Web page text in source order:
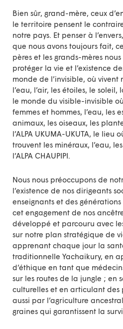
Bien sûr, grand-mère, ceux
le territoire pensent le
notre pays. Et penser à
que nous avons toujours fait,
pères et les grands-mères
protéger la vie et l’existence
monde de l’invisible, où vivent
l’eau, l’air, les étoiles, le soleil,
le monde du visible-invisible
femmes et hommes, l’eau, les
animaux, les oiseaux, les
l’ALPA UKUMA-UKUTA, le lieu
trouvent les minéraux, l’eau,
l’ALPA CHAUPIPI.
Nous nous préoccupons de
l’existence de nos dirigeants
enseignants et des
cet engagement de nos
développé et parcouru avec
sur notre plan stratégique de
apprenant chaque jour la
traditionnelle Yachaikury, en
d’éthique en tant que
sur les routes de la jungle ; en
culturelles et en articulant des
aussi par l’agriculture
graines qui garantissent la